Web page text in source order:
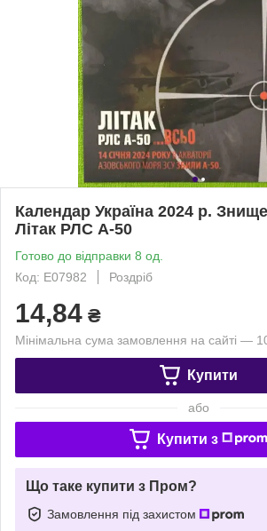
Календар Україна 2024 р.
Літак РЛС А-50
Готово до відправки 8 од.
Код: Е07982
Роздріб
14,84 ₴
Мінімальна сума замовлення на сайті —
Купити
або
Купити з
Що таке купити з Пром?
Замовлення під захистом